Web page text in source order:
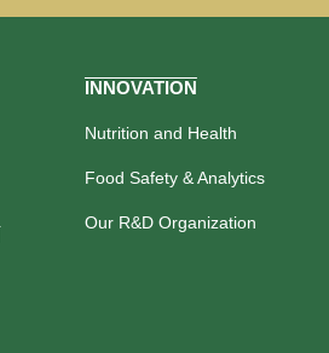
INNOVATION
Nutrition and Health
Food Safety & Analytics
Our R&D Organization